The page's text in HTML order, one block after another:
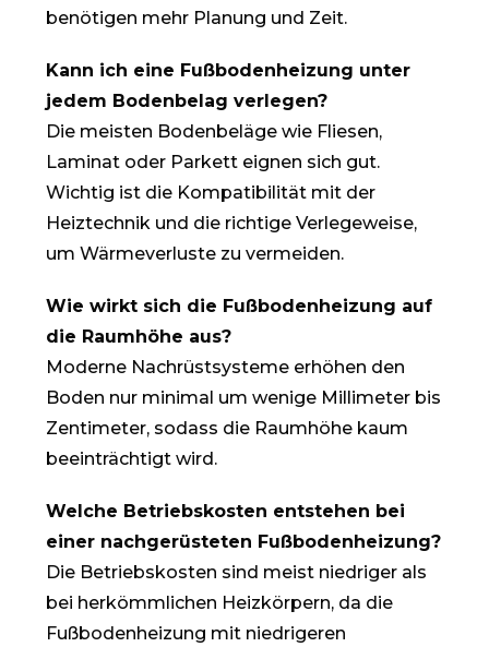
benötigen mehr Planung und Zeit.
Kann ich eine Fußbodenheizung unter
jedem Bodenbelag verlegen?
Die meisten Bodenbeläge wie Fliesen,
Laminat oder Parkett eignen sich gut.
Wichtig ist die Kompatibilität mit der
Heiztechnik und die richtige Verlegeweise,
um Wärmeverluste zu vermeiden.
Wie wirkt sich die Fußbodenheizung auf
die Raumhöhe aus?
Moderne Nachrüstsysteme erhöhen den
Boden nur minimal um wenige Millimeter bis
Zentimeter, sodass die Raumhöhe kaum
beeinträchtigt wird.
Welche Betriebskosten entstehen bei
einer nachgerüsteten Fußbodenheizung?
Die Betriebskosten sind meist niedriger als
bei herkömmlichen Heizkörpern, da die
Fußbodenheizung mit niedrigeren